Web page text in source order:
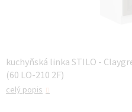
kuchyňská linka STILO -
(60 LO-210 2F)
celý popis